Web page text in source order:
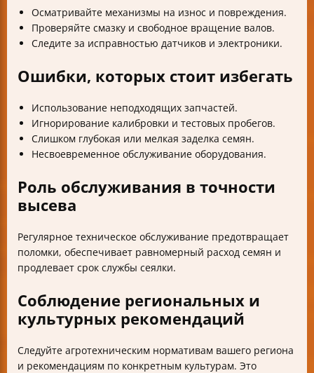
Осматривайте механизмы на износ и повреждения.
Проверяйте смазку и свободное вращение валов.
Следите за исправностью датчиков и электроники.
Ошибки, которых стоит избегать
Использование неподходящих запчастей.
Игнорирование калибровки и тестовых пробегов.
Слишком глубокая или мелкая заделка семян.
Несвоевременное обслуживание оборудования.
Роль обслуживания в точности
высева
Регулярное техническое обслуживание предотвращает
поломки, обеспечивает равномерный расход семян и
продлевает срок службы сеялки.
Соблюдение региональных и
культурных рекомендаций
Следуйте агротехническим нормативам вашего региона
и рекомендациям по конкретным культурам. Это